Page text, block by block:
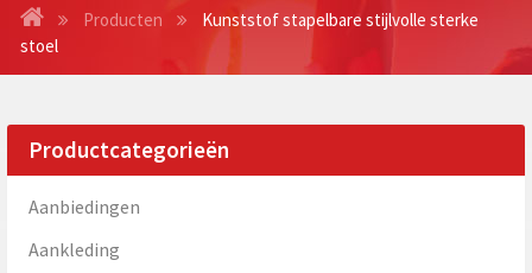
Producten
Kunststof stapelbare stijlvolle sterke
stoel
Productcategorieën
Aanbiedingen
Aankleding